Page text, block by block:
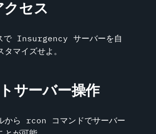
セス
で Insurgency サーバーを自
マイズせよ。
サーバー操作
から rcon コマンドでサーバー